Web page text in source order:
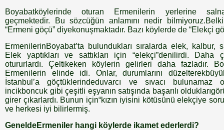
Boyabatköylerinde oturan Ermenilerin yerlerine
geçmektedir. Bu sözcüğün anlamını nedir
“Ermeni göçü” diyekonuşmaktadır. Bazı köylerde de “Elekçi
ErmenilerinBoyabat’ta bulundukları sıralarda elek, kalbur,
Elek yaptıkları ve sattıkları için “elekçi”denilirdi.
otururlardı. Çeltikeken köylerin gelirleri daha fazladır.
Ermenilerin elinde idi. Onlar, durumlarını
İstanbul’a göçtüklerindeduvarcı ve sıvacı bulunamaz
incikboncuk gibi çeşitli eşyanın satışında başarılı
girer çıkarlardı. Bunun için“kızın iyisini kötüsünü elekçiye
ve herkesi iyi bilirlermiş.
GeneldeErmeniler hangi köylerde ikamet ederlerdi?